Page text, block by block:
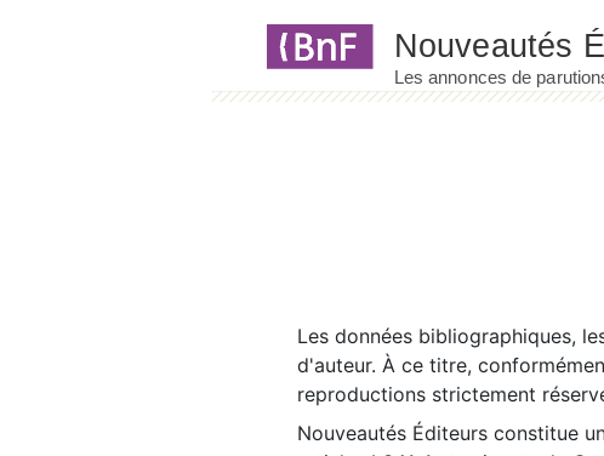
Les données bibliographiques,
d'auteur. À ce titre,
reproductions strictement
Nouveautés Éditeurs constitue